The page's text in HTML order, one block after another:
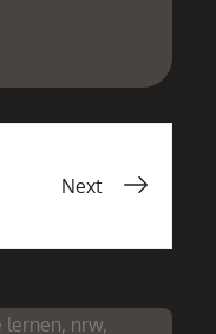
Next